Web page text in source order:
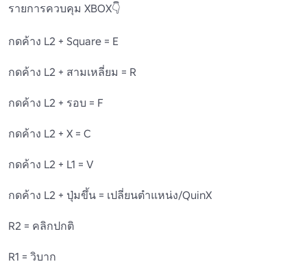
รายการควบคุม XBOX👇
กดค้าง L2 + Square = E
กดค้าง L2 + สามเหลี่ยม = R
กดค้าง L2 + รอบ = F
กดค้าง L2 + X = C
กดค้าง L2 + L1 = V
กดค้าง L2 + ปุ่มขึ้น = เปลี่ยนตําแหน่ง/QuinX
R2 = คลิกปกติ
R1 = วิบาก